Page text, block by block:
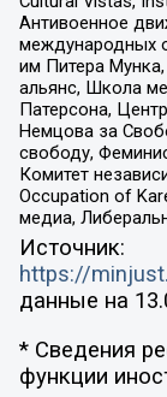
Антивоенное
международных
им Питера
альянс, Школа
Патерсона,
Немцова за
свободу,
Комитет
Occupation of
медиа,
Источник:
https://
данные на
* Сведения
функции